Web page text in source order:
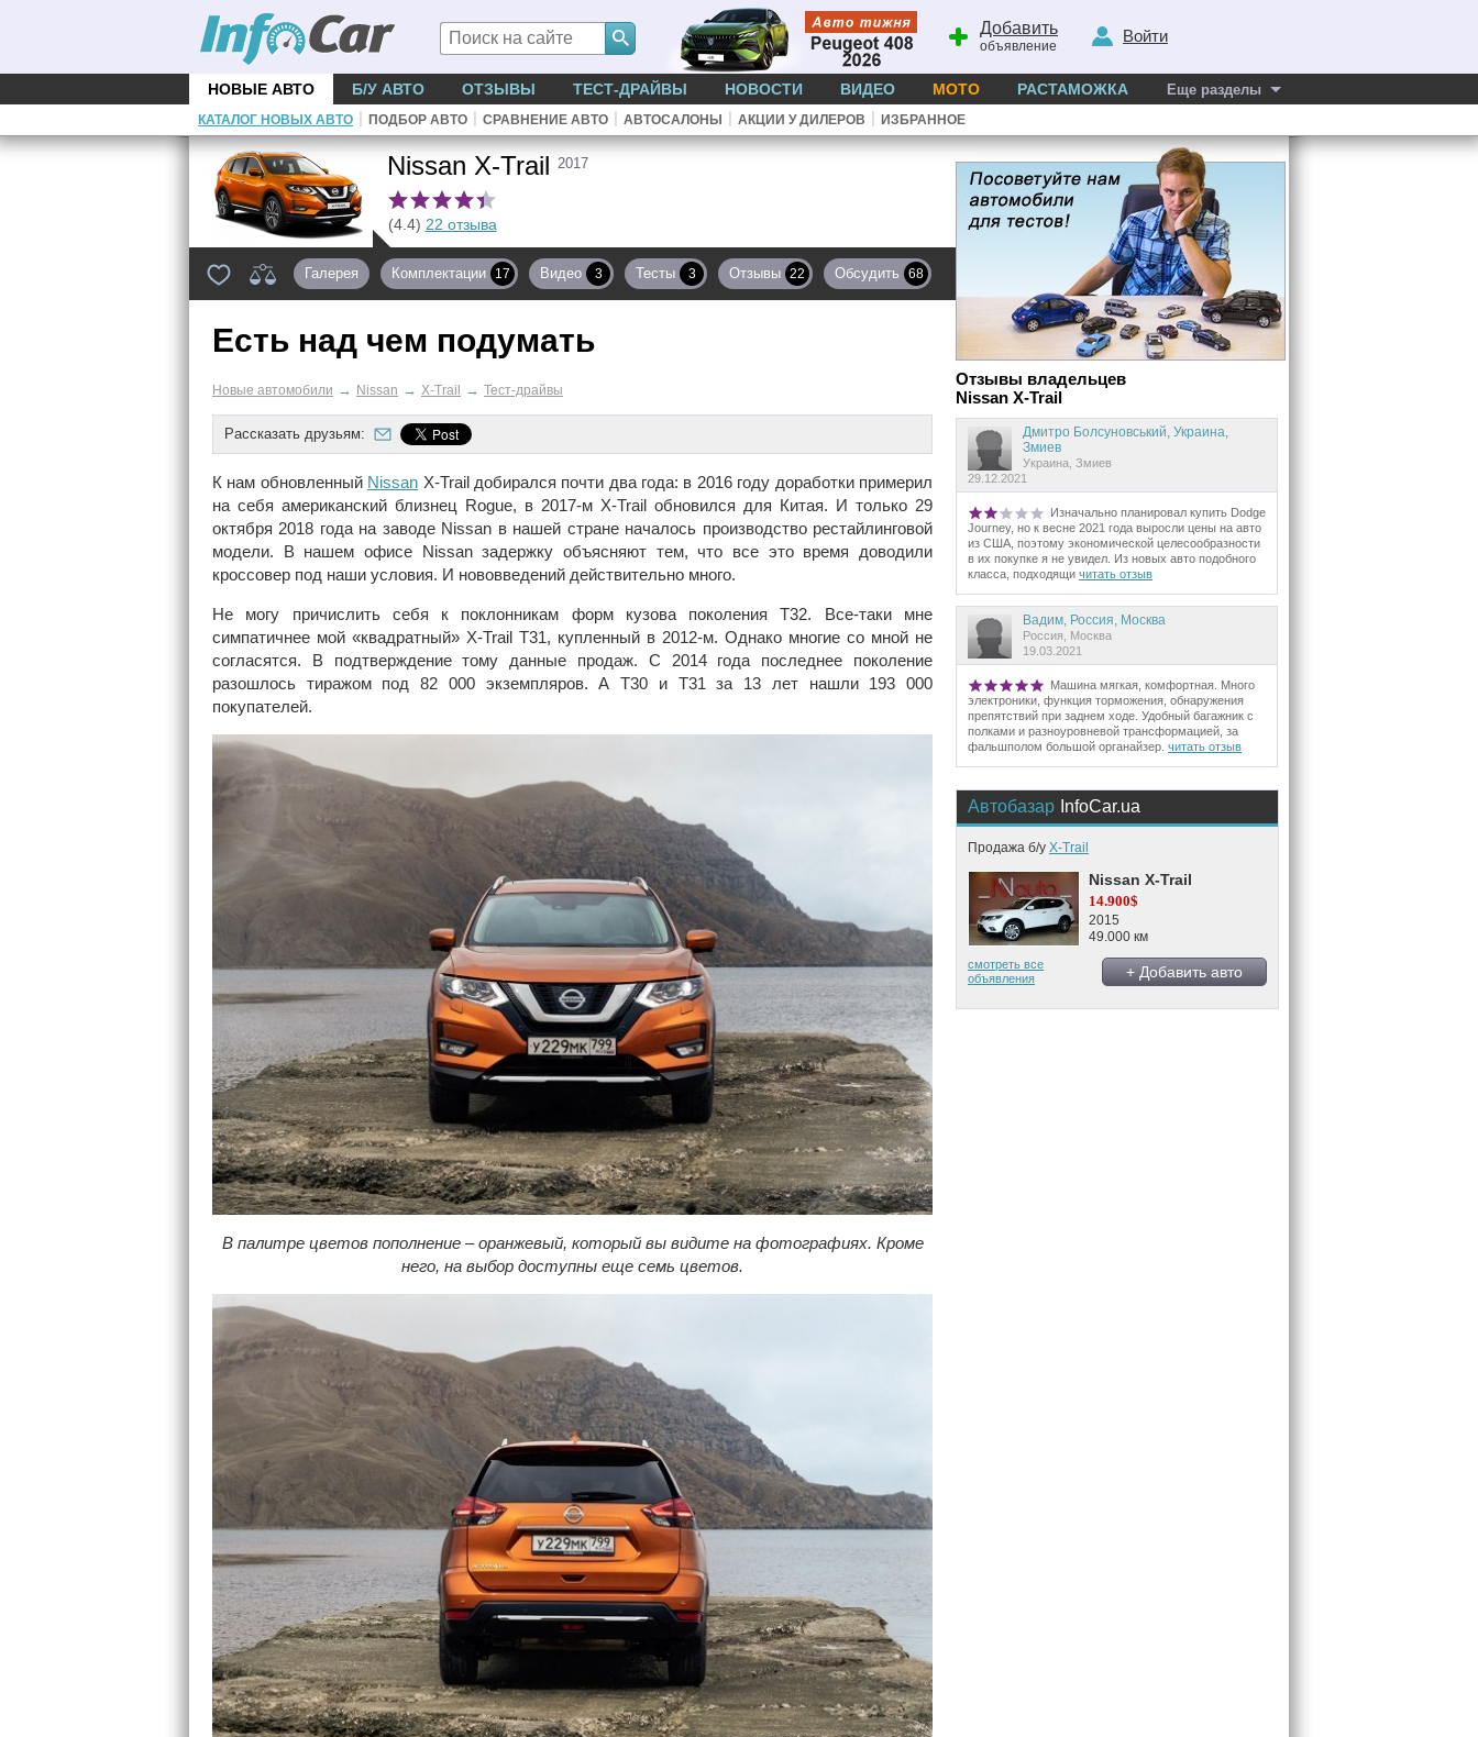
Добавить
объявление
Войти
НОВЫЕ АВТО Б/У АВТО ОТЗЫВЫ ТЕСТ-ДРАЙВЫ НОВОСТИ ВИДЕО МОТО РАСТАМОЖКА Еще разделы
КАТАЛОГ НОВЫХ АВТО | ПОДБОР АВТО | СРАВНЕНИЕ АВТО | АВТОСАЛОНЫ | АКЦИИ У ДИЛЕРОВ | ИЗБРАННОЕ
Nissan X-Trail 2017
(4.4) 22 отзыва
Галерея Комплектации 17 Видео 3 Тесты 3 Отзывы 22 Обсудить 68
Есть над чем подумать
Новые автомобили → Nissan → X-Trail → Тест-драйвы
Рассказать друзьям:
К нам обновленный Nissan X-Trail добирался почти два года: в 2016 году доработки примерил
на себя американский близнец Rogue, в 2017-м X-Trail обновился для Китая. И только 29
октября 2018 года на заводе Nissan в нашей стране началось производство рестайлинговой
модели. В нашем офисе Nissan задержку объясняют тем, что все это время доводили
кроссовер под наши условия. И нововведений действительно много.
Не могу причислить себя к поклонникам форм кузова поколения T32. Все-таки мне
симпатичнее мой «квадратный» X-Trail T31, купленный в 2012-м. Однако многие со мной не
согласятся. В подтверждение тому данные продаж. С 2014 года последнее поколение
разошлось тиражом под 82 000 экземпляров. А Т30 и Т31 за 13 лет нашли 193 000
покупателей.
В палитре цветов пополнение – оранжевый, который вы видите на фотографиях. Кроме
него, на выбор доступны еще семь цветов.
Отзывы владельцев
Nissan X-Trail
Дмитро Болсуновський, Украина,
Змиев
Украина, Змиев
29.12.2021
Изначально планировал купить Dodge
Journey, но к весне 2021 года выросли цены на авто
из США, поэтому экономической целесообразности
в их покупке я не увидел. Из новых авто подобного
класса, подходящи читать отзыв
Вадим, Россия, Москва
Россия, Москва
19.03.2021
Машина мягкая, комфортная. Много
электроники, функция торможения, обнаружения
препятствий при заднем ходе. Удобный багажник с
полками и разноуровневой трансформацией, за
фальшполом большой органайзер. читать отзыв
Автобазар InfoCar.ua
Продажа б/у X-Trail
Nissan X-Trail
14.900$
2015
49.000 км
+ Добавить авто
смотреть все
объявления